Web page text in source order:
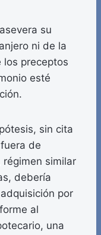
su
ni de la
los preceptos
esté
sin cita
de
similar
debería
por
al
una